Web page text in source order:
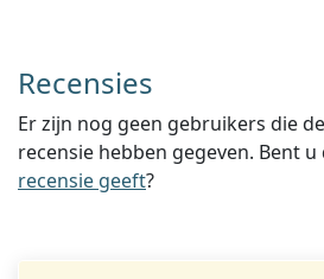
Recensies
Er zijn nog geen gebruikers die
recensie hebben gegeven. Bent
recensie geeft?